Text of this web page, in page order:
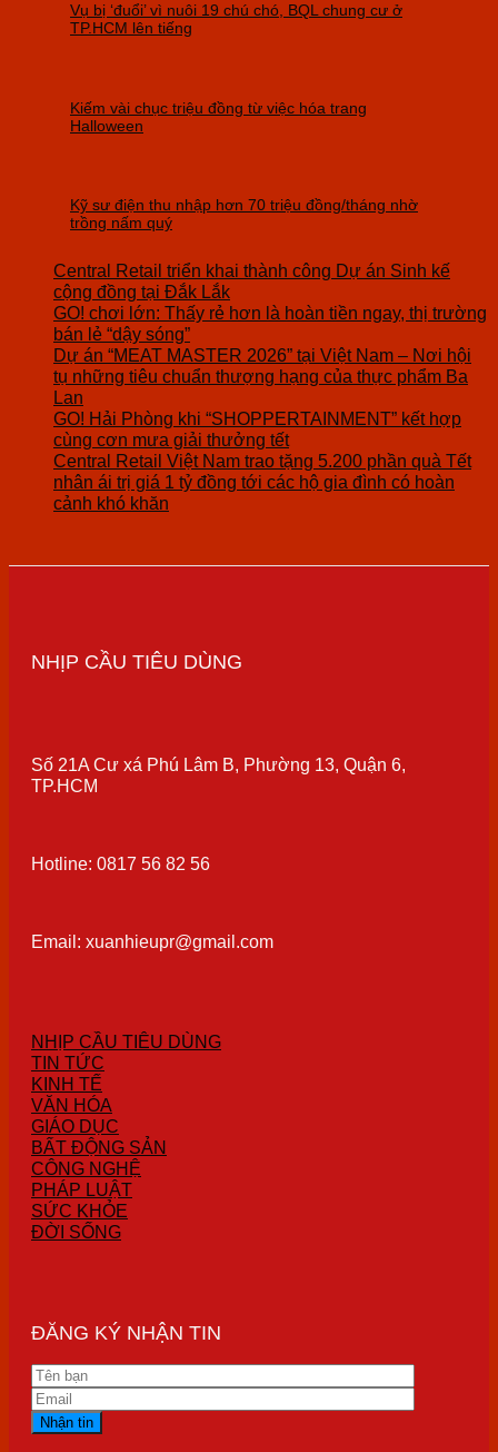
Vụ bị ‘đuổi’ vì nuôi 19 chú chó, BQL chung cư ở
TP.HCM lên tiếng
Kiếm vài chục triệu đồng từ việc hóa trang
Halloween
Kỹ sư điện thu nhập hơn 70 triệu đồng/tháng nhờ
trồng nấm quý
Central Retail triển khai thành công Dự án Sinh kế
cộng đồng tại Đắk Lắk
GO! chơi lớn: Thấy rẻ hơn là hoàn tiền ngay, thị trường
bán lẻ “dậy sóng”
Dự án “MEAT MASTER 2026” tại Việt Nam – Nơi hội
tụ những tiêu chuẩn thượng hạng của thực phẩm Ba
Lan
GO! Hải Phòng khi “SHOPPERTAINMENT” kết hợp
cùng cơn mưa giải thưởng tết
Central Retail Việt Nam trao tặng 5.200 phần quà Tết
nhân ái trị giá 1 tỷ đồng tới các hộ gia đình có hoàn
cảnh khó khăn
NHỊP CẦU TIÊU DÙNG
Số 21A Cư xá Phú Lâm B, Phường 13, Quận 6,
TP.HCM
Hotline: 0817 56 82 56
Email: xuanhieupr@gmail.com
NHỊP CẦU TIÊU DÙNG
TIN TỨC
KINH TẾ
VĂN HÓA
GIÁO DỤC
BẤT ĐỘNG SẢN
CÔNG NGHỆ
PHÁP LUẬT
SỨC KHỎE
ĐỜI SỐNG
ĐĂNG KÝ NHẬN TIN